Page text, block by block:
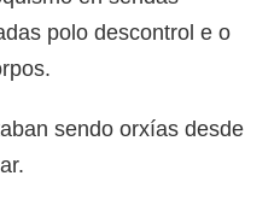
polo descontrol e o
sendo orxías desde